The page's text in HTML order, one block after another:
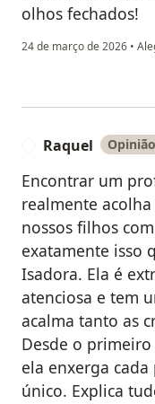
olhos fechados!
24 de março de 2026 •
Raquel
Encontrar um
realmente
nossos filhos
exatamente isso
Isadora. Ela é
atenciosa e tem
acalma tanto as
Desde o
ela enxerga
único. Explica